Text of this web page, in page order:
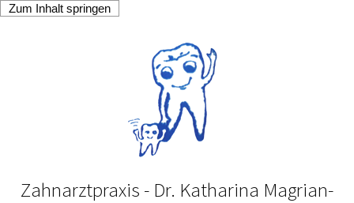
Zum Inhalt springen
Zahnarztpraxis - Dr. Katharina Magrian-